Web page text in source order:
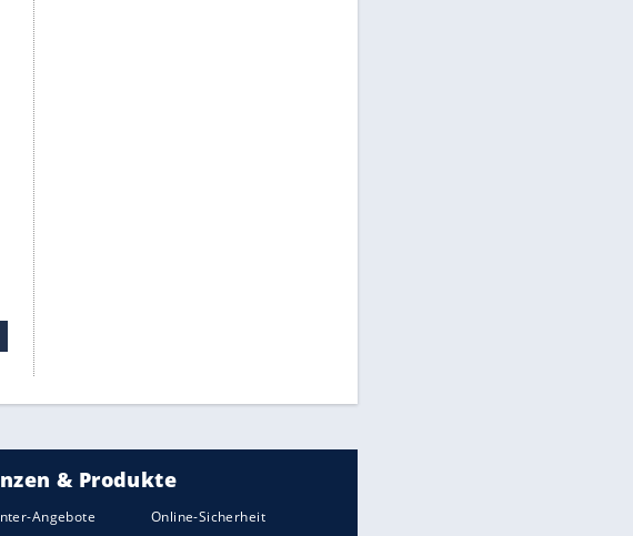
der
von
den
es
hinter